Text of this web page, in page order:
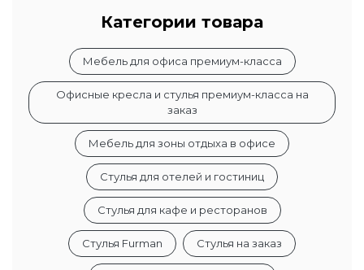
Категории товара
Мебель для офиса премиум-класса
Офисные кресла и стулья премиум-класса на
заказ
Мебель для зоны отдыха в офисе
Стулья для отелей и гостиниц
Стулья для кафе и ресторанов
Стулья Furman Стулья на заказ